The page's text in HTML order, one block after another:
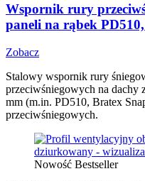
Wspornik rury
paneli na rąbek
Zobacz
Stalowy wspornik rury
przeciwśniegowych na dachy
mm (m.in. PD510, Bratex
przeciwśniegowych.
Nowość Bestseller